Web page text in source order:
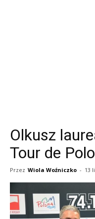
Olkusz
Tour de
Przez Wiola Woźniczko - 13